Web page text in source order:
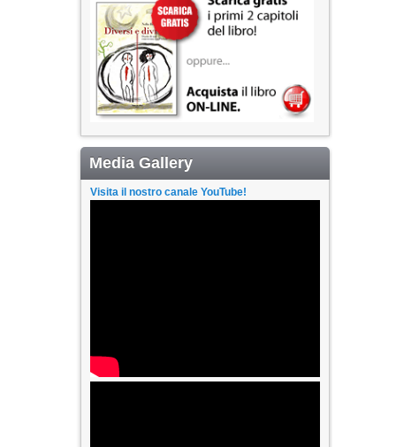
Media Gallery
Visita il nostro canale YouTube!